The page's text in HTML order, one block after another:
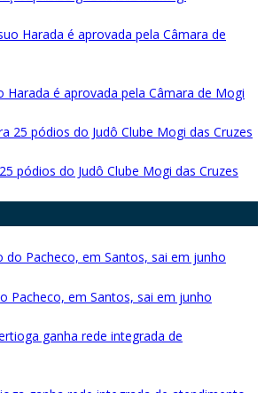
Harada é aprovada pela Câmara de Mogi
pódios do Judô Clube Mogi das Cruzes
Pacheco, em Santos, sai em junho